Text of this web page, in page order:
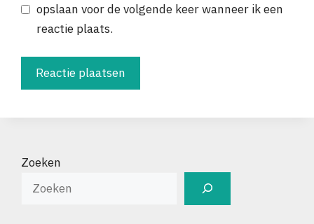
opslaan voor de volgende keer wanneer ik een
reactie plaats.
Zoeken